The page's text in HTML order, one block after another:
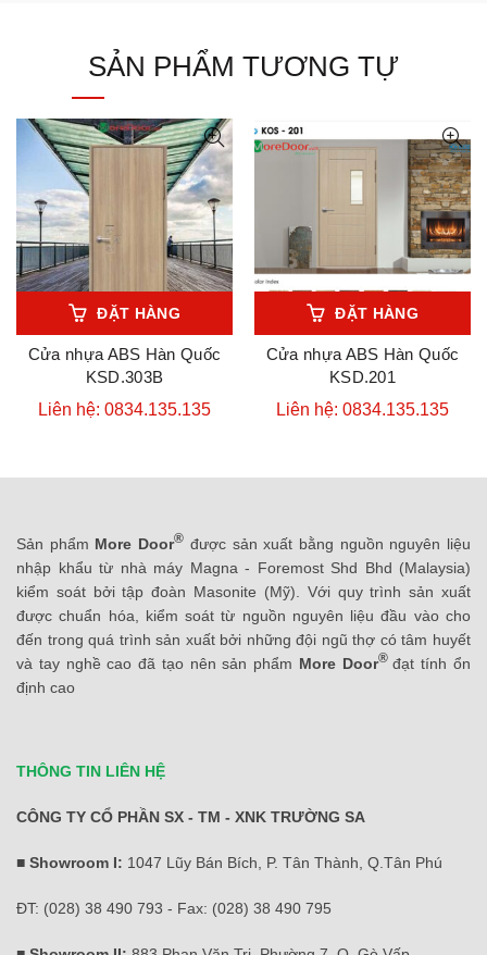
SẢN PHẨM TƯƠNG TỰ
ĐẶT HÀNG
Cửa nhựa ABS Hàn Quốc
KSD.303B
Liên hệ: 0834.135.135
ĐẶT HÀNG
Cửa nhựa ABS Hàn Quốc
KSD.201
Liên hệ: 0834.135.135
Sản phẩm More Door® được sản xuất bằng nguồn nguyên liệu
nhập khẩu từ nhà máy Magna - Foremost Shd Bhd (Malaysia)
kiểm soát bởi tập đoàn Masonite (Mỹ). Với quy trình sản xuất
được chuẩn hóa, kiểm soát từ nguồn nguyên liệu đầu vào cho
đến trong quá trình sản xuất bởi những đội ngũ thợ có tâm huyết
và tay nghề cao đã tạo nên sản phẩm More Door® đạt tính ổn
định cao
THÔNG TIN LIÊN HỆ
CÔNG TY CỔ PHẦN SX - TM - XNK TRƯỜNG SA
■ Showroom I: 1047 Lũy Bán Bích, P. Tân Thành, Q.Tân Phú
ĐT: (028) 38 490 793 - Fax: (028) 38 490 795